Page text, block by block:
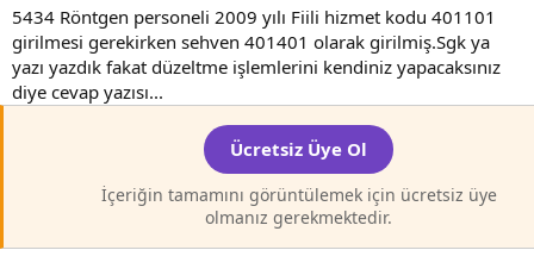
5434 Röntgen personeli 2009 yılı Fiili hizmet kodu 401101
girilmesi gerekirken sehven 401401 olarak girilmiş.Sgk ya
yazı yazdık fakat düzeltme işlemlerini kendiniz yapacaksınız
diye cevap yazısı...
Ücretsiz Üye Ol
İçeriğin tamamını görüntülemek için ücretsiz üye
olmanız gerekmektedir.